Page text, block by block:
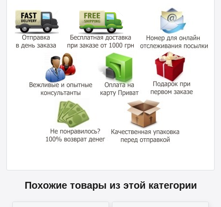
Похожие товары из этой категории